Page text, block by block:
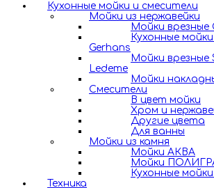
Кухонные мойки и смесители
Мойки из нержавейки
Мойки врезные
Кухонные
Gerhans
Мойки врезные
Ledeme
Мойки
Смесители
В цвет мойки
Хром и
Другие цвета
Для ванны
Мойки из камня
Мойки АКВА
Мойки
Кухонные
Техника